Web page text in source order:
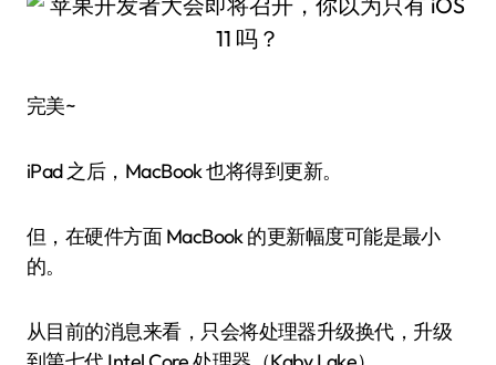
完美~
iPad 之后，MacBook 也将得到更新。
但，在硬件方面 MacBook 的更新幅度可能是最小
的。
从目前的消息来看，只会将处理器升级换代，升级